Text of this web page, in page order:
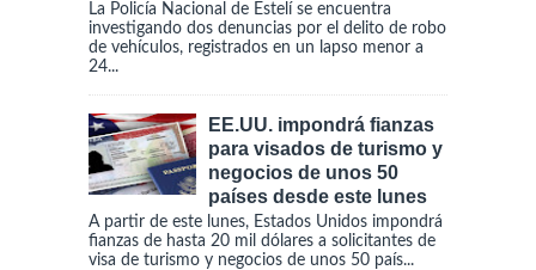
La Policía Nacional de Estelí se encuentra
investigando dos denuncias por el delito de robo
de vehículos, registrados en un lapso menor a
24...
EE.UU. impondrá fianzas
para visados de turismo y
negocios de unos 50
países desde este lunes
A partir de este lunes, Estados Unidos impondrá
fianzas de hasta 20 mil dólares a solicitantes de
visa de turismo y negocios de unos 50 país...